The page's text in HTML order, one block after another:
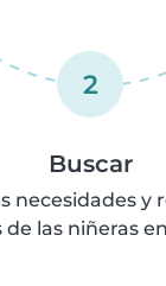
2
Buscar
necesidades y
las niñeras